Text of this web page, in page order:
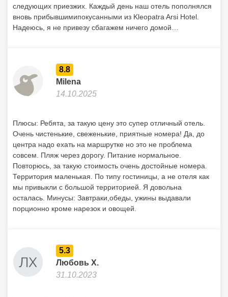
следующих приезжих. Каждый день наш отель пополнялся
вновь прибывшимипокусанными из Kleopatra Arsi Hotel.
Надеюсь, я не привезу сбагажем ничего домой…
8.8
Milena
14.10.2025
Плюсы: Ребята, за такую цену это супер отличный отель.
Очень чистенькие, свеженькие, приятные номера! Да, до
центра надо ехать на маршрутке но это не проблема
совсем. Пляж через дорогу. Питание нормальное.
Повторюсь, за такую стоимость очень достойные номера.
Территория маленькая. По типу гостиницы, а не отеля как
мы привыкли с большой территорией. Я довольна
осталась. Минусы: Завтраки,обеды, ужины выдавали
порционно кроме нарезок и овощей.
5.3
Любовь Х.
31.10.2023